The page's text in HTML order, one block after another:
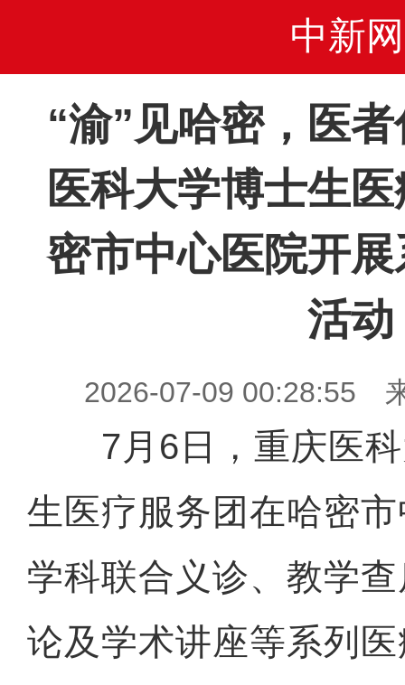
中新网
“渝”见哈密，医
医科大学博士生
密市中心医院开
活动
2026-07-09 00:28:55
7月6日，重庆医科
生医疗服务团在哈密
学科联合义诊、教学
论及学术讲座等系列